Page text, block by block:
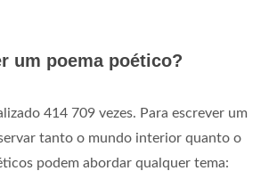
um poema poético?
414 709 vezes. Para escrever um
tanto o mundo interior quanto o
podem abordar qualquer tema: